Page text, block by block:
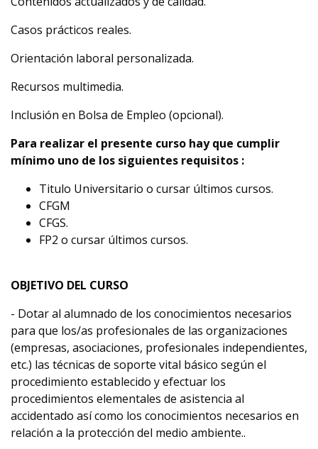
Casos prácticos reales.
Orientación laboral personalizada.
Recursos multimedia.
Inclusión en Bolsa de Empleo (opcional).
Para realizar el presente curso hay que cumplir
mínimo uno de los siguientes requisitos :
Titulo Universitario o cursar últimos cursos.
CFGM
CFGS.
FP2 o cursar últimos cursos.
OBJETIVO DEL CURSO
- Dotar al alumnado de los conocimientos necesarios
para que los/as profesionales de las organizaciones
(empresas, asociaciones, profesionales independientes,
etc.) las técnicas de soporte vital básico según el
procedimiento establecido y efectuar los
procedimientos elementales de asistencia al
accidentado así como los conocimientos necesarios en
relación a la protección del medio ambiente..